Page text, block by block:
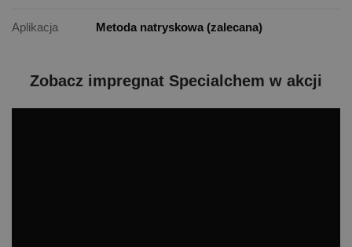
Aplikacja Metoda natryskowa (zalecana)
Zobacz impregnat Specialchem w akcji